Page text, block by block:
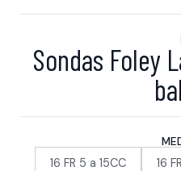
Sondas Foley
16 FR 5 a 15CC 16